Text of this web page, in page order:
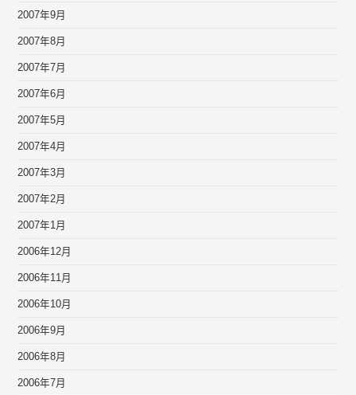
2007年9月
2007年8月
2007年7月
2007年6月
2007年5月
2007年4月
2007年3月
2007年2月
2007年1月
2006年12月
2006年11月
2006年10月
2006年9月
2006年8月
2006年7月